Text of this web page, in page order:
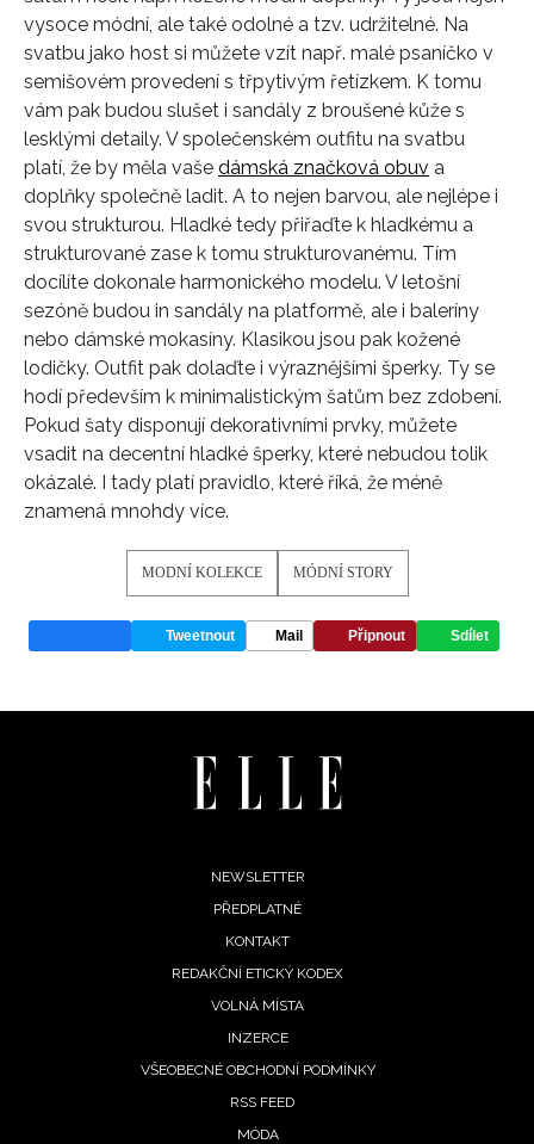
INFORMACE
REDAKCE
vysoce módní, ale také odolné a tzv. udržitelné. Na
svatbu jako host si můžete vzít např. malé psaníčko v
semišovém provedení s třpytivým řetízkem. K tomu
vám pak budou slušet i sandály z broušené kůže s
lesklými detaily. V společenském outfitu na svatbu
platí, že by měla vaše dámská značková obuv a
doplňky společně ladit. A to nejen barvou, ale nejlépe i
svou strukturou. Hladké tedy přiřaďte k hladkému a
strukturované zase k tomu strukturovanému. Tím
docílíte dokonale harmonického modelu. V letošní
sezóně budou in sandály na platformě, ale i baleríny
nebo dámské mokasíny. Klasikou jsou pak kožené
lodičky. Outfit pak dolaďte i výraznějšími šperky. Ty se
hodí především k minimalistickým šatům bez zdobení.
Pokud šaty disponují dekorativními prvky, můžete
vsadit na decentní hladké šperky, které nebudou tolik
okázalé. I tady platí pravidlo, které říká, že méně
znamená mnohdy více.
MODNÍ KOLEKCE MÓDNÍ STORY
Tweetnout Mail Připnout Sdílet
NEWSLETTER
PŘEDPLATNÉ
KONTAKT
REDAKČNÍ ETICKÝ KODEX
VOLNÁ MÍSTA
INZERCE
VŠEOBECNÉ OBCHODNÍ PODMÍNKY
RSS FEED
MÓDA